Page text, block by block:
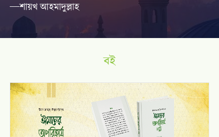
শায়খ আহমাদুল্লাহ
বই